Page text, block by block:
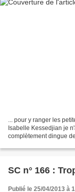
... pour y ranger les
Isabelle Kessedjian je
complètement dingue
SC n° 166 :
Publié le 25/04/2013 à